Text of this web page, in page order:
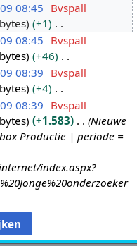
08:45 Bvspall
+1
08:45 Bvspall
+46
08:39 Bvspall
+4
08:39 Bvspall
+1.583
Nieuwe
Productie | periode =
index.aspx?